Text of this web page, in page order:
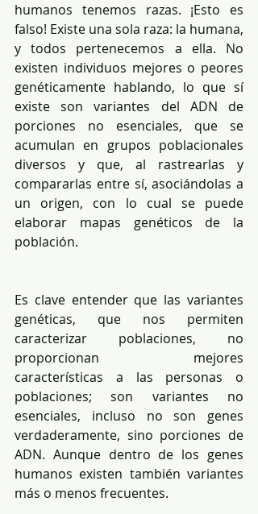
humanos tenemos razas. ¡Esto es
falso! Existe una sola raza: la humana,
y todos pertenecemos a ella. No
existen individuos mejores o peores
genéticamente hablando, lo que sí
existe son variantes del ADN de
porciones no esenciales, que se
acumulan en grupos poblacionales
diversos y que, al rastrearlas y
compararlas entre sí, asociándolas a
un origen, con lo cual se puede
elaborar mapas genéticos de la
población.
Es clave entender que las variantes
genéticas, que nos permiten
caracterizar poblaciones, no
proporcionan mejores
características a las personas o
poblaciones; son variantes no
esenciales, incluso no son genes
verdaderamente, sino porciones de
ADN. Aunque dentro de los genes
humanos existen también variantes
más o menos frecuentes.